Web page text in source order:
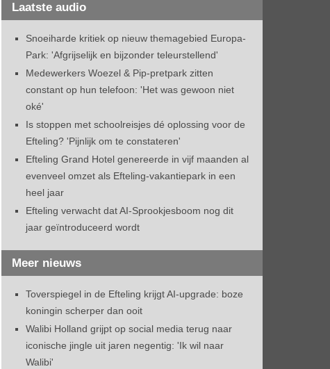
Laatste audio
Snoeiharde kritiek op nieuw themagebied Europa-
Park: 'Afgrijselijk en bijzonder teleurstellend'
Medewerkers Woezel & Pip-pretpark zitten
constant op hun telefoon: 'Het was gewoon niet
oké'
Is stoppen met schoolreisjes dé oplossing voor de
Efteling? 'Pijnlijk om te constateren'
Efteling Grand Hotel genereerde in vijf maanden al
evenveel omzet als Efteling-vakantiepark in een
heel jaar
Efteling verwacht dat AI-Sprookjesboom nog dit
jaar geïntroduceerd wordt
Meer nieuws
Toverspiegel in de Efteling krijgt AI-upgrade: boze
koningin scherper dan ooit
Walibi Holland grijpt op social media terug naar
iconische jingle uit jaren negentig: 'Ik wil naar
Walibi'